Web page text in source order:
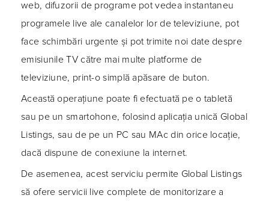
web, difuzorii de programe pot vedea instantaneu
programele live ale canalelor lor de televiziune, pot
face schimbări urgente şi pot trimite noi date despre
emisiunile TV către mai multe platforme de
televiziune, print-o simplă apăsare de buton.
Această operaţiune poate fi efectuată pe o tabletă
sau pe un smartohone, folosind aplicaţia unică Global
Listings, sau de pe un PC sau MAc din orice locaţie,
dacă dispune de conexiune la internet.
De asemenea, acest serviciu permite Global Listings
să ofere servicii live complete de monitorizare a